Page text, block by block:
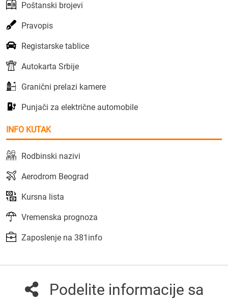
Poštanski brojevi
Pravopis
Registarske tablice
Autokarta Srbije
Granični prelazi kamere
Punjači za električne automobile
INFO KUTAK
Rodbinski nazivi
Aerodrom Beograd
Kursna lista
Vremenska prognoza
Zaposlenje na 381info
Podelite informacije sa